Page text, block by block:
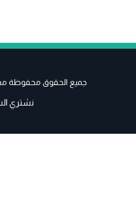
جميع الحقوق محفوظة
نشتري